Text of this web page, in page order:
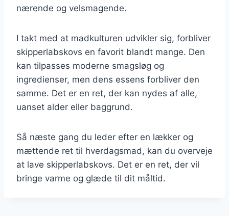
nærende og velsmagende.
I takt med at madkulturen udvikler sig, forbliver
skipperlabskovs en favorit blandt mange. Den
kan tilpasses moderne smagsløg og
ingredienser, men dens essens forbliver den
samme. Det er en ret, der kan nydes af alle,
uanset alder eller baggrund.
Så næste gang du leder efter en lækker og
mættende ret til hverdagsmad, kan du overveje
at lave skipperlabskovs. Det er en ret, der vil
bringe varme og glæde til dit måltid.